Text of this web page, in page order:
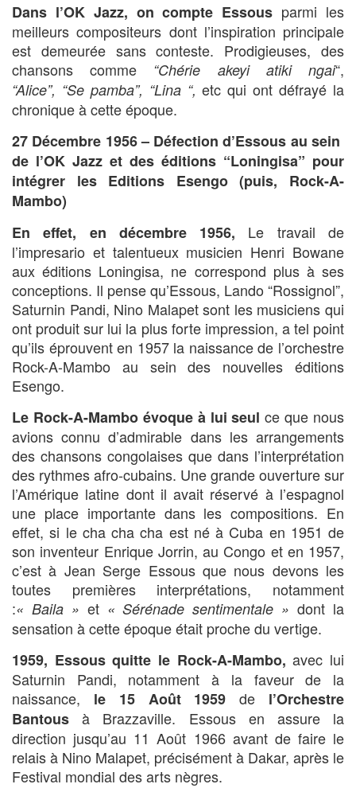
Dans l’OK Jazz, on compte Essous parmi les
meilleurs compositeurs dont l’inspiration principale
est demeurée sans conteste. Prodigieuses, des
chansons comme “Chérie akeyi atiki ngai“,
“Alice”, “Se pamba”, “Lina “, etc qui ont défrayé la
chronique à cette époque.
27 Décembre 1956– Défection d’Essous au sein
de l’OK Jazz et des éditions “Loningisa” pour
intégrer les Editions Esengo (puis, Rock-A-
Mambo)
En effet, en décembre 1956,
Le travail de
l’impresario et talentueux musicien Henri Bowane
aux éditions Loningisa, ne correspond plus à ses
conceptions. Il pense qu’Essous, Lando “Rossignol”,
Saturnin Pandi, Nino Malapet sont les musiciens qui
ont produit sur lui la plus forte impression, a tel point
qu’ils éprouvent en 1957 la naissance de l’orchestre
Rock-A-Mambo au sein des nouvelles éditions
Esengo.
Le Rock-A-Mambo évoque à lui seul ce que nous
avions connu d’admirable dans les arrangements
des chansons congolaises que dans l’interprétation
des rythmes afro-cubains. Une grande ouverture sur
l’Amérique latine dont il avait réservé à l’espagnol
une place importante dans les compositions. En
effet, si le cha cha cha est né à Cuba en 1951 de
son inventeur Enrique Jorrin, au Congo et en 1957,
c’est à Jean Serge Essous que nous devons les
toutes premières interprétations, notamment
:« Baila » et « Sérénade sentimentale »dont la
sensation à cette époque était proche du vertige.
1959, Essous quitte le Rock-A-Mambo, avec lui
Saturnin Pandi, notamment à la faveur de la
naissance, le 15 Août 1959 de l’Orchestre
Bantous à Brazzaville. Essous en assure la
direction jusqu’au 11 Août 1966 avant de faire le
relais à Nino Malapet, précisément à Dakar, après le
Festival mondial des arts nègres.